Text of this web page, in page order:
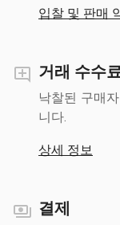
입찰 및 판매
거래 수수
낙찰된 구매
니다.
상세 정보
결제